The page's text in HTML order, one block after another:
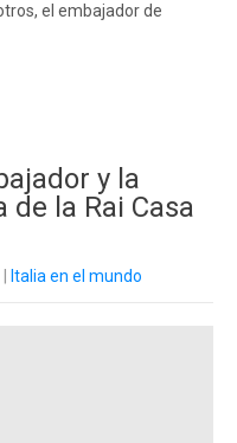
el embajador de
y la
la Rai Casa
Italia en el mundo